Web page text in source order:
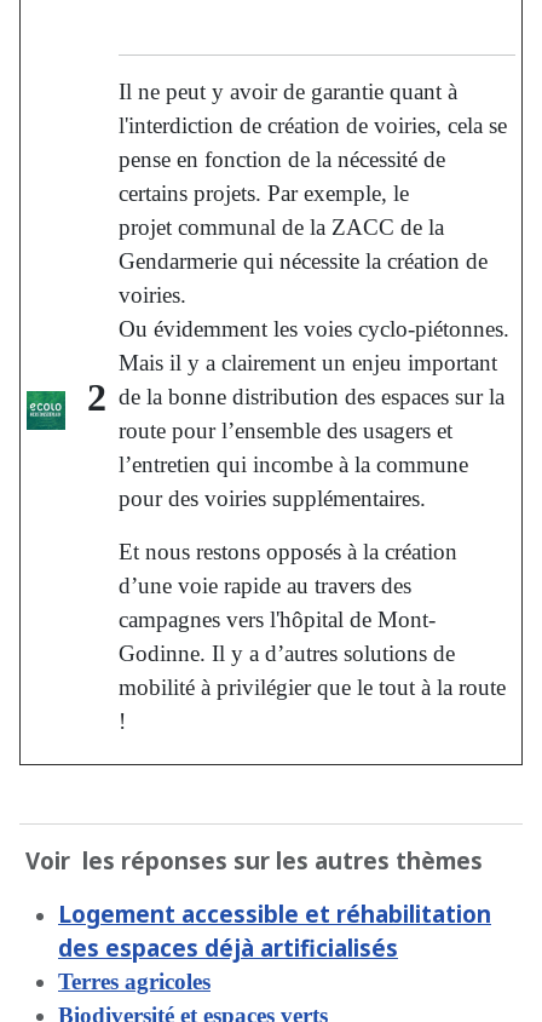
Voir les réponses sur les autres thèmes
Logement accessible et réhabilitation
des espaces déjà artificialisés
Terres agricoles
Biodiversité et espaces verts
2
Il ne peut y avoir de garantie quant à
l'interdiction de création de voiries, cela se
pense en fonction de la nécessité de
certains projets. Par exemple, le
projet communal de la ZACC de la
Gendarmerie qui nécessite la création de
voiries.
Ou évidemment les voies cyclo-piétonnes.
Mais il y a clairement un enjeu important
de la bonne distribution des espaces sur la
route pour l’ensemble des usagers et
l’entretien qui incombe à la commune
pour des voiries supplémentaires.
Et nous restons opposés à la création
d’une voie rapide au travers des
campagnes vers l'hôpital de Mont-
Godinne. Il y a d’autres solutions de
mobilité à privilégier que le tout à la route
!